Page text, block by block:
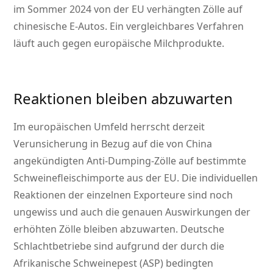
im Sommer 2024 von der EU verhängten Zölle auf
chinesische E-Autos. Ein vergleichbares Verfahren
läuft auch gegen europäische Milchprodukte.
Reaktionen bleiben abzuwarten
Im europäischen Umfeld herrscht derzeit
Verunsicherung in Bezug auf die von China
angekündigten Anti-Dumping-Zölle auf bestimmte
Schweinefleischimporte aus der EU. Die individuellen
Reaktionen der einzelnen Exporteure sind noch
ungewiss und auch die genauen Auswirkungen der
erhöhten Zölle bleiben abzuwarten. Deutsche
Schlachtbetriebe sind aufgrund der durch die
Afrikanische Schweinepest (ASP) bedingten